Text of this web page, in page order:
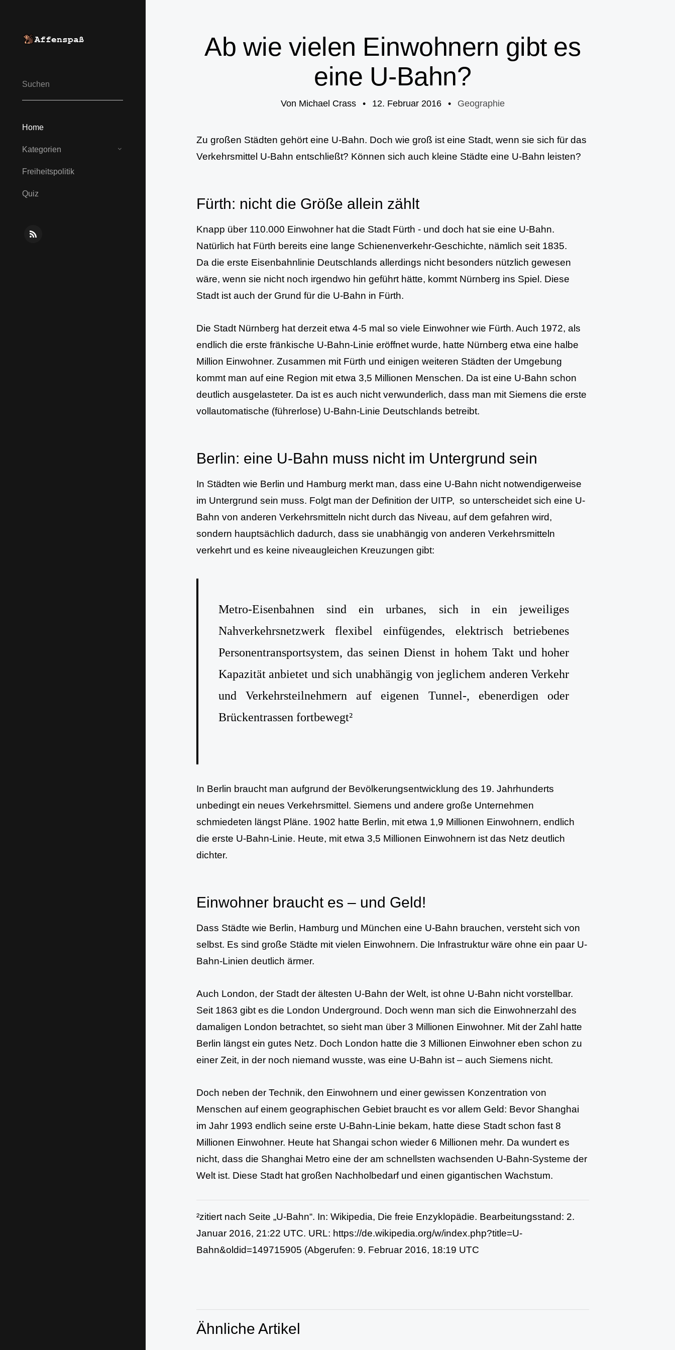
Home
Kategorien
Freiheits­politik
Quiz
R
Ab wie vielen Einwohnern gibt es
eine U-Bahn?
Von Michael Crass • 12. Februar 2016 • Geographie
Zu großen Städten gehört eine U-Bahn. Doch wie groß ist eine Stadt, wenn sie sich für das
Verkehrsmittel U-Bahn entschließt? Können sich auch kleine Städte eine U-Bahn leisten?
Fürth: nicht die Größe allein zählt
Knapp über 110.000 Einwohner hat die Stadt Fürth - und doch hat sie eine U-Bahn.
Natürlich hat Fürth bereits eine lange Schienenverkehr-Geschichte, nämlich seit 1835.
Da die erste Eisenbahnlinie Deutschlands allerdings nicht besonders nützlich gewesen
wäre, wenn sie nicht noch irgendwo hin geführt hätte, kommt Nürnberg ins Spiel. Diese
Stadt ist auch der Grund für die U-Bahn in Fürth.
Die Stadt Nürnberg hat derzeit etwa 4-5 mal so viele Einwohner wie Fürth. Auch 1972, als
endlich die erste fränkische U-Bahn-Linie eröffnet wurde, hatte Nürnberg etwa eine halbe
Million Einwohner. Zusammen mit Fürth und einigen weiteren Städten der Umgebung
kommt man auf eine Region mit etwa 3,5 Millionen Menschen. Da ist eine U-Bahn schon
deutlich ausgelasteter. Da ist es auch nicht verwunderlich, dass man mit Siemens die erste
vollautomatische (führerlose) U-Bahn-Linie Deutschlands betreibt.
Berlin: eine U-Bahn muss nicht im Untergrund sein
In Städten wie Berlin und Hamburg merkt man, dass eine U-Bahn nicht notwendigerweise
im Untergrund sein muss. Folgt man der Definition der UITP, so unterscheidet sich eine U-
Bahn von anderen Verkehrsmitteln nicht durch das Niveau, auf dem gefahren wird,
sondern hauptsächlich dadurch, dass sie unabhängig von anderen Verkehrsmitteln
verkehrt und es keine niveaugleichen Kreuzungen gibt:
Metro-Eisenbahnen sind ein urbanes, sich in ein jeweiliges
Nahverkehrsnetzwerk flexibel einfügendes, elektrisch betriebenes
Personentransportsystem, das seinen Dienst in hohem Takt und hoher
Kapazität anbietet und sich unabhängig von jeglichem anderen Verkehr
und Verkehrsteilnehmern auf eigenen Tunnel-, ebenerdigen oder
Brückentrassen fortbewegt²
In Berlin braucht man aufgrund der Bevölkerungsentwicklung des 19. Jahrhunderts
unbedingt ein neues Verkehrsmittel. Siemens und andere große Unternehmen
schmiedeten längst Pläne. 1902 hatte Berlin, mit etwa 1,9 Millionen Einwohnern, endlich
die erste U-Bahn-Linie. Heute, mit etwa 3,5 Millionen Einwohnern ist das Netz deutlich
dichter.
Einwohner braucht es – und Geld!
Dass Städte wie Berlin, Hamburg und München eine U-Bahn brauchen, versteht sich von
selbst. Es sind große Städte mit vielen Einwohnern. Die Infrastruktur wäre ohne ein paar U-
Bahn-Linien deutlich ärmer.
Auch London, der Stadt der ältesten U-Bahn der Welt, ist ohne U-Bahn nicht vorstellbar.
Seit 1863 gibt es die London Underground. Doch wenn man sich die Einwohnerzahl des
damaligen London betrachtet, so sieht man über 3 Millionen Einwohner. Mit der Zahl hatte
Berlin längst ein gutes Netz. Doch London hatte die 3 Millionen Einwohner eben schon zu
einer Zeit, in der noch niemand wusste, was eine U-Bahn ist – auch Siemens nicht.
Doch neben der Technik, den Einwohnern und einer gewissen Konzentration von
Menschen auf einem geographischen Gebiet braucht es vor allem Geld: Bevor Shanghai
im Jahr 1993 endlich seine erste U-Bahn-Linie bekam, hatte diese Stadt schon fast 8
Millionen Einwohner. Heute hat Shangai schon wieder 6 Millionen mehr. Da wundert es
nicht, dass die Shanghai Metro eine der am schnellsten wachsenden U-Bahn-Systeme der
Welt ist. Diese Stadt hat großen Nachholbedarf und einen gigantischen Wachstum.
²zitiert nach Seite „U-Bahn“. In: Wikipedia, Die freie Enzyklopädie. Bearbeitungsstand: 2.
Januar 2016, 21:22 UTC. URL: https://de.wikipedia.org/w/index.php?title=U-
Bahn&oldid=149715905 (Abgerufen: 9. Februar 2016, 18:19 UTC
Ähnliche Artikel